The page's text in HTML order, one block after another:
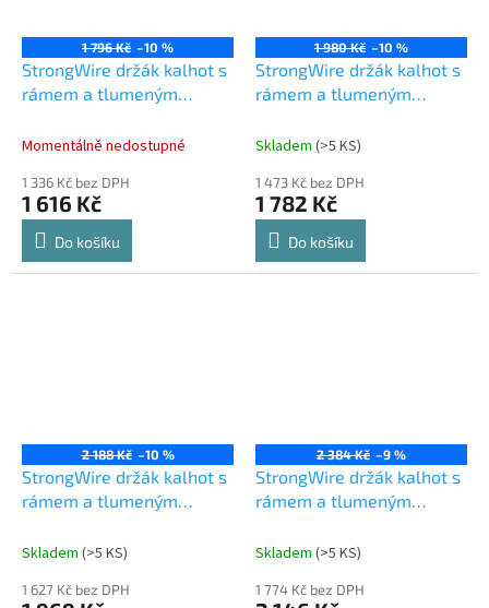
1 796 Kč –10 %
StrongWire držák kalhot s
rámem a tlumeným
Momentálně nedostupné
1 336 Kč bez DPH
1 616 Kč
Do košíku
1 980 Kč –10 %
StrongWire držák kalhot s
rámem a tlumeným
Skladem (>5 KS)
1 473 Kč bez DPH
1 782 Kč
Do košíku
2 188 Kč –10 %
StrongWire držák kalhot s
rámem a tlumeným
Skladem (>5 KS)
1 627 Kč bez DPH
2 384 Kč –9 %
StrongWire držák kalhot s
rámem a tlumeným
Skladem (>5 KS)
1 774 Kč bez DPH